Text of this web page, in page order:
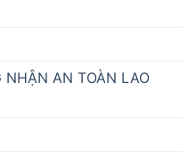
AN TOÀN LAO